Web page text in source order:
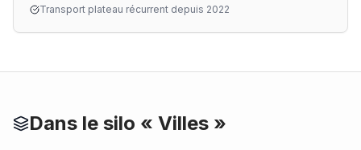
Transport plateau récurrent depuis 2022
Dans le silo « Villes »